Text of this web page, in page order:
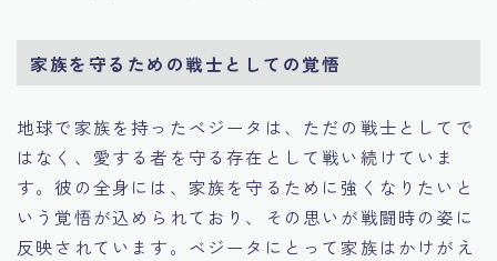
家族を守るための戦士としての覚悟
地球で家族を持ったベジータは、ただの戦士としてで
はなく、愛する者を守る存在として戦い続けていま
す。彼の全身には、家族を守るために強くなりたいと
いう覚悟が込められており、その思いが戦闘時の姿に
反映されています。ベジータにとって家族はかけがえ